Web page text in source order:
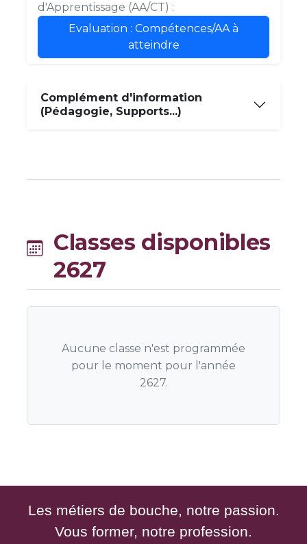
d'Apprentissage (AA/CT) :
Evaluation : Compétences/AA à
atteindre
Complément d'information
(Pédagogie, Supports...)
Classes disponibles
2627
Aucune classe n'est programmée
pour le moment pour l'année
2627.
Les métiers de bouche, notre passion.
Vous former, notre profession.